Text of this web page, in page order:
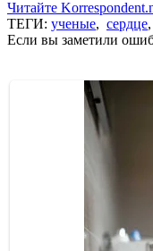
Читайте
ТЕГИ: ученые, сердце,
Если вы заметили